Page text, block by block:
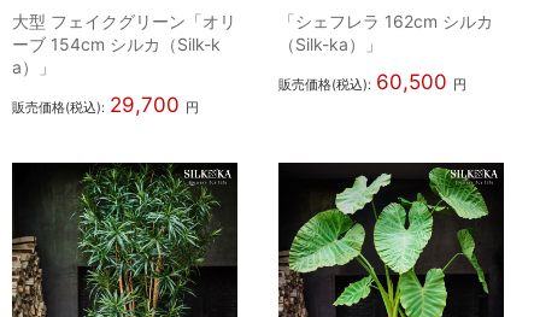
大型 フェイクグリーン「オリ
ーブ 154cm シルカ（Silk-k
a）」
販売価格(税込): 29,700 円
「シェフレラ 162cm シルカ
（Silk-ka）」
販売価格(税込): 60,500 円